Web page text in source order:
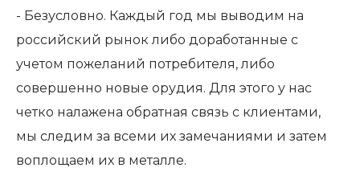
- Безусловно. Каждый год мы выводим на
российский рынок либо доработанные с
учетом пожеланий потребителя, либо
совершенно новые орудия. Для этого у нас
четко налажена обратная связь с клиентами,
мы следим за всеми их замечаниями и затем
воплощаем их в металле.